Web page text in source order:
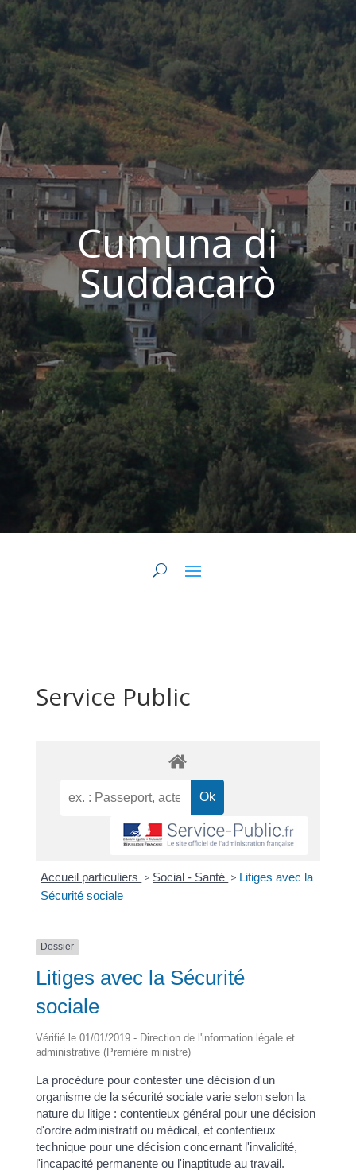
Cumuna di
Suddacarò
Service Public
Accueil particuliers > Social - Santé > Litiges avec la
Sécurité sociale
Dossier
Litiges avec la Sécurité
sociale
Vérifié le 01/01/2019 - Direction de l'information légale et
administrative (Première ministre)
La procédure pour contester une décision d'un
organisme de la sécurité sociale varie selon selon la
nature du litige : contentieux général pour une décision
d'ordre administratif ou médical, et contentieux
technique pour une décision concernant l'invalidité,
l'incapacité permanente ou l'inaptitude au travail.